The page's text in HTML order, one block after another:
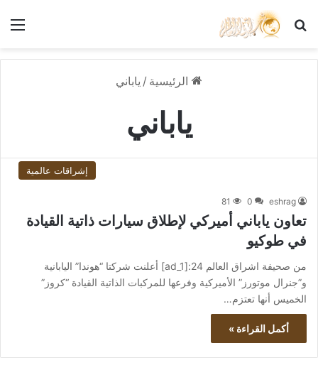
بحث عن
الرئيسية / ياباني
ياباني
إشراقات عالمية
eshrag
0
81
تعاون ياباني أميركي لإطلاق سيارات ذاتية القيادة
في طوكيو
من صحيفة اشراق العالم 24:[ad_1] أعلنت شركتا “هوندا” اليابانية
و”جنرال موتورز” الأميركية وفرعها للمركبات الذاتية القيادة “كروز”
الخميس أنها تعتزم…
أكمل القراءة »